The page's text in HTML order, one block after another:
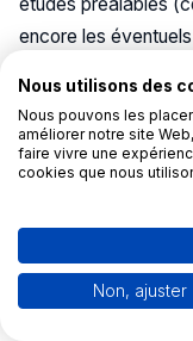
études préalables
encore les
soumis à la banque.
Ainsi, l’Éco-PTZ
rénovation
indispensables à
Nous utilisons des
Nous pouvons les
améliorer notre site
faire vivre une
cookies que nous
Non, ajuster